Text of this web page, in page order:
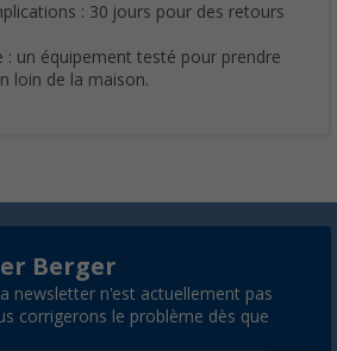
: 30 jours pour des retours
: un équipement testé pour prendre
loin de la maison.
Berger
newsletter n'est actuellement pas
corrigerons le problème dès que